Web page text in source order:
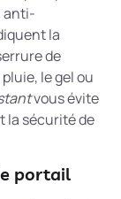
anti-
la
de
le gel ou
vous évite
la sécurité de
portail